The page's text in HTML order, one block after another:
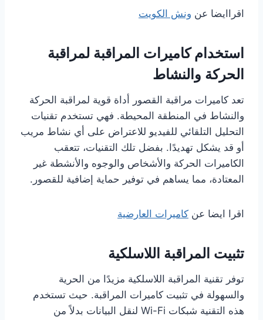
اقراايضا عن ونش الكويت
استخدام كاميرات المراقبة لمراقبة
الحركة والنشاط
تعد كاميرات مراقبة القصور أداة قوية لمراقبة الحركة
والنشاط في المنطقة المحيطة. فهي تستخدم تقنيات
التحليل التلقائي للفيديو للاعتراض على أي نشاط مريب
أو قد يشكل تهديدًا. بفضل تلك التقنيات، تتعقب
الكاميرات الحركة والأشخاص والوجوه والأنشطة غير
المعتادة، مما يساهم في توفير حماية إضافية للقصور.
اقرا ايضا عن كاميرات العارضية
تثبيت المراقبة اللاسلكية
توفر تقنية المراقبة اللاسلكية مزيدًا من الحرية
والسهولة في تثبيت كاميرات المراقبة. حيث تستخدم
هذه التقنية شبكات Wi-Fi لنقل البيانات بدلاً من